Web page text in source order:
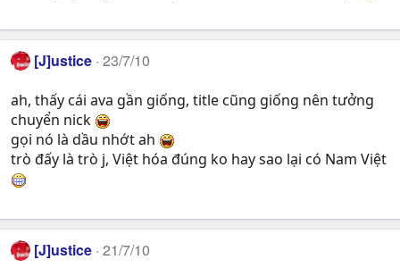
[J]ustice 23/7/10
ah, thấy cái ava gần giống, title cũng giống nên tưởng
chuyển nick
gọi nó là dầu nhớt ah
trò đấy là trò j, Việt hóa đúng ko hay sao lại có Nam Việt
[J]ustice 21/7/10